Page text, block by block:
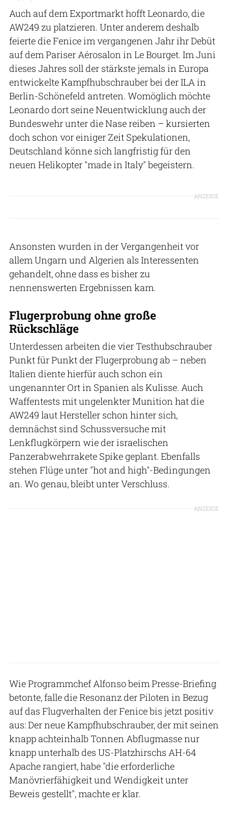
Auch auf dem Exportmarkt hofft Leonardo, die
AW249 zu platzieren. Unter anderem deshalb
feierte die Fenice im vergangenen Jahr ihr Debüt
auf dem Pariser Aérosalon in Le Bourget. Im Juni
dieses Jahres soll der stärkste jemals in Europa
entwickelte Kampfhubschrauber bei der ILA in
Berlin-Schönefeld antreten. Womöglich möchte
Leonardo dort seine Neuentwicklung auch der
Bundeswehr unter die Nase reiben – kursierten
doch schon vor einiger Zeit Spekulationen,
Deutschland könne sich langfristig für den
neuen Helikopter "made in Italy" begeistern.
ANZEIGE
Ansonsten wurden in der Vergangenheit vor
allem Ungarn und Algerien als Interessenten
gehandelt, ohne dass es bisher zu
nennenswerten Ergebnissen kam.
Flugerprobung ohne große
Rückschläge
Unterdessen arbeiten die vier Testhubschrauber
Punkt für Punkt der Flugerprobung ab – neben
Italien diente hierfür auch schon ein
ungenannter Ort in Spanien als Kulisse. Auch
Waffentests mit ungelenkter Munition hat die
AW249 laut Hersteller schon hinter sich,
demnächst sind Schussversuche mit
Lenkflugkörpern wie der israelischen
Panzerabwehrrakete Spike geplant. Ebenfalls
stehen Flüge unter "hot and high"-Bedingungen
an. Wo genau, bleibt unter Verschluss.
ANZEIGE
Wie Programmchef Alfonso beim Presse-Briefing
betonte, falle die Resonanz der Piloten in Bezug
auf das Flugverhalten der Fenice bis jetzt positiv
aus: Der neue Kampfhubschrauber, der mit seinen
knapp achteinhalb Tonnen Abflugmasse nur
knapp unterhalb des US-Platzhirschs AH-64
Apache rangiert, habe "die erforderliche
Manövrierfähigkeit und Wendigkeit unter
Beweis gestellt", machte er klar.